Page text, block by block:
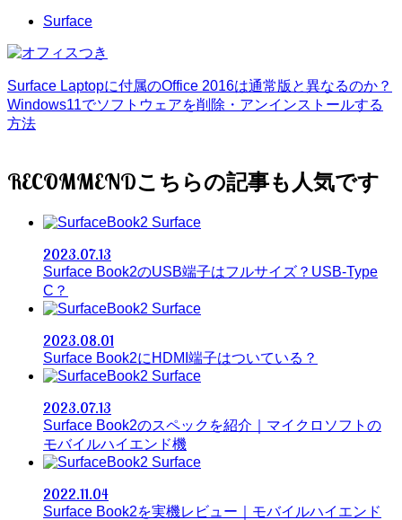
Surface
Surface Laptopに付属のOffice 2016は通常版と異なるのか？
Windows11でソフトウェアを削除・アンインストールする
方法
RECOMMEND
Surface
2023.07.13
Surface Book2のUSB端子はフルサイズ？USB-Type
C？
Surface
2023.08.01
Surface Book2にHDMI端子はついている？
Surface
2023.07.13
Surface Book2のスペックを紹介｜マイクロソフトの
モバイルハイエンド機
Surface
2022.11.04
Surface Book2を実機レビュー｜モバイルハイエンド